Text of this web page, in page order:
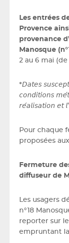
Les entrées
Provence
provenance
Manosque
2 au 6 mai (de
*𝘋𝘢𝘵𝘦𝘴
𝘤𝘰𝘯𝘥𝘪𝘵𝘪𝘰𝘯𝘴
𝘳𝘦́𝘢𝘭𝘪𝘴𝘢𝘵𝘪𝘰𝘯
Pour chaque
proposées
Fermeture
diffuseur de
Les usagers
n°18
reporter sur
empruntant la